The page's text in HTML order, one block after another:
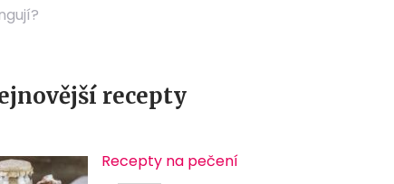
recepty
Recepty na pečení